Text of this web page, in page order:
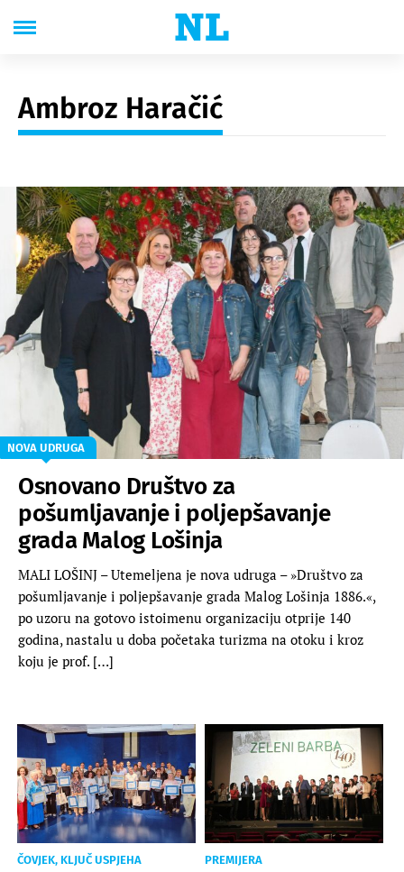
Ambroz Haračić
NOVA UDRUGA
Osnovano Društvo za
pošumljavanje i poljepšavanje
grada Malog Lošinja
MALI LOŠINJ – Utemeljena je nova udruga – »Društvo za
pošumljavanje i poljepšavanje grada Malog Lošinja 1886.«,
po uzoru na gotovo istoimenu organizaciju otprije 140
godina, nastalu u doba početaka turizma na otoku i kroz
koju je prof. […]
ČOVJEK, KLJUČ USPJEHA PREMIJERA